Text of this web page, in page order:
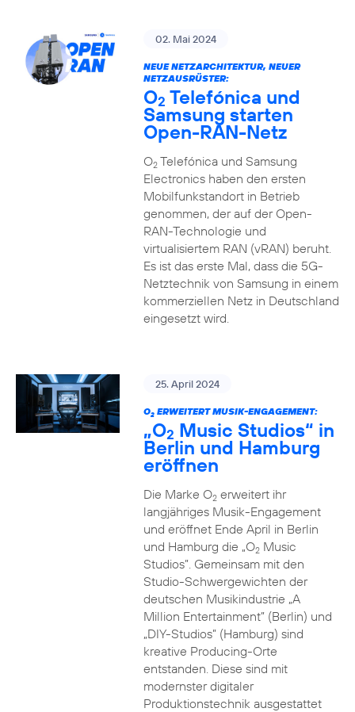
02. Mai 2024
NEUE NETZARCHITEKTUR, NEUER
NETZAUSRÜSTER:
O2 Telefónica und
Samsung starten
Open-RAN-Netz
O2Telefónica und Samsung
Electronics haben den ersten
Mobilfunkstandort in Betrieb
genommen, der auf der Open-
RAN-Technologie und
virtualisiertem RAN (vRAN) beruht.
Es ist das erste Mal, dass die 5G-
Netztechnik von Samsung in einem
kommerziellen Netz in Deutschland
eingesetzt wird.
25. April 2024
O2ERWEITERT MUSIK-ENGAGEMENT:
„O2 Music Studios“ in
Berlin und Hamburg
eröffnen
Die Marke O2erweitert ihr
langjähriges Musik-Engagement
und eröffnet Ende April in Berlin
und Hamburg die „O2Music
Studios”. Gemeinsam mit den
Studio-Schwergewichten der
deutschen Musikindustrie „A
Million Entertainment” (Berlin) und
„DIY-Studios” (Hamburg) sind
kreative Producing-Orte
entstanden. Diese sind mit
modernster digitaler
Produktionstechnik ausgestattet